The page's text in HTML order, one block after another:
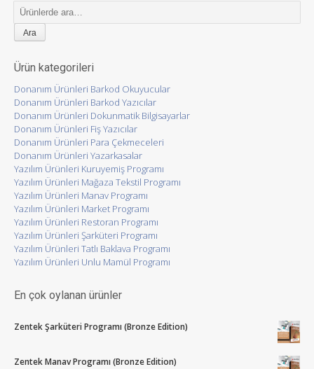
Ara:
Ürün kategorileri
Donanım Ürünleri Barkod Okuyucular
Donanım Ürünleri Barkod Yazıcılar
Donanım Ürünleri Dokunmatik Bilgisayarlar
Donanım Ürünleri Fiş Yazıcılar
Donanım Ürünleri Para Çekmeceleri
Donanım Ürünleri Yazarkasalar
Yazılım Ürünleri Kuruyemiş Programı
Yazılım Ürünleri Mağaza Tekstil Programı
Yazılım Ürünleri Manav Programı
Yazılım Ürünleri Market Programı
Yazılım Ürünleri Restoran Programı
Yazılım Ürünleri Şarküteri Programı
Yazılım Ürünleri Tatlı Baklava Programı
Yazılım Ürünleri Unlu Mamül Programı
En çok oylanan ürünler
Zentek Şarküteri Programı (Bronze Edition)
Zentek Manav Programı (Bronze Edition)